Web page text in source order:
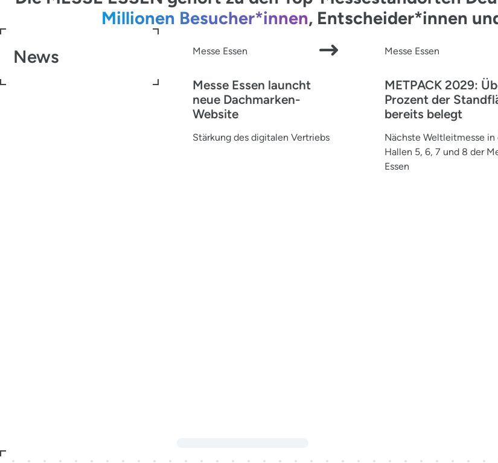
Millionen Besucher*innen, Entscheider*innen
News
Messe Essen
Messe Essen launcht
neue Dachmarken-
Website
Stärkung des digitalen Vertriebs
Messe Essen
METPACK 2029:
Prozent der
bereits belegt
Nächste Weltleitmesse in
Hallen 5, 6, 7 und 8 der
Essen